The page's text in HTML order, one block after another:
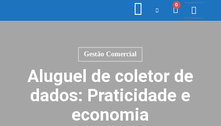
0
Gestão Comercial
Aluguel de coletor de
dados: Praticidade e
economia